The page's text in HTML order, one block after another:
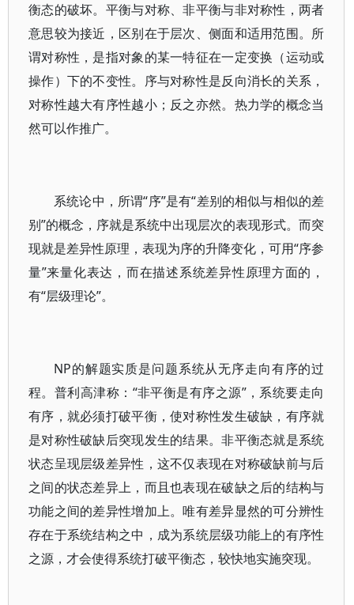
衡态的破坏。平衡与对称、非平衡与非对称性，两者
意思较为接近，区别在于层次、侧面和适用范围。所
谓对称性，是指对象的某一特征在一定变换（运动或
操作）下的不变性。序与对称性是反向消长的关系，
对称性越大有序性越小；反之亦然。热力学的概念当
然可以作推广。
系统论中，所谓“序”是有“差别的相似与相似的差
别”的概念，序就是系统中出现层次的表现形式。而突
现就是差异性原理，表现为序的升降变化，可用“序参
量”来量化表达，而在描述系统差异性原理方面的，
有“层级理论”。
NP的解题实质是问题系统从无序走向有序的过
程。普利高津称：“非平衡是有序之源”，系统要走向
有序，就必须打破平衡，使对称性发生破缺，有序就
是对称性破缺后突现发生的结果。非平衡态就是系统
状态呈现层级差异性，这不仅表现在对称破缺前与后
之间的状态差异上，而且也表现在破缺之后的结构与
功能之间的差异性增加上。唯有差异显然的可分辨性
存在于系统结构之中，成为系统层级功能上的有序性
之源，才会使得系统打破平衡态，较快地实施突现。